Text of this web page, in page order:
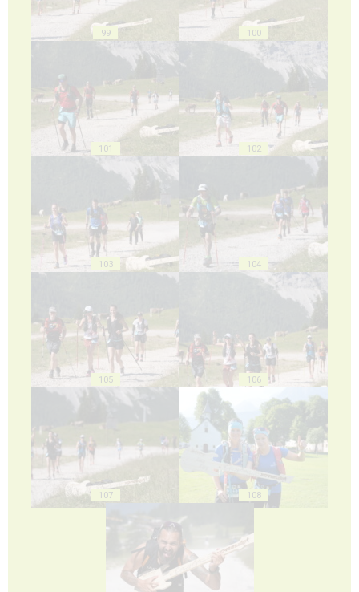
99 100
101 102
103 104
105 106
107 108